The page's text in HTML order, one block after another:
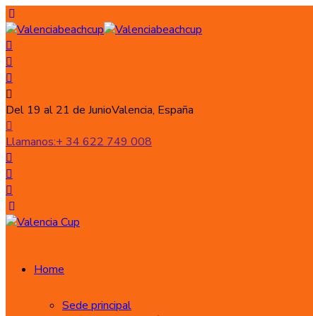
Del 19 al 21 de JunioValencia, España
Llamanos:+ 34 622 749 008
Home
Sede principal